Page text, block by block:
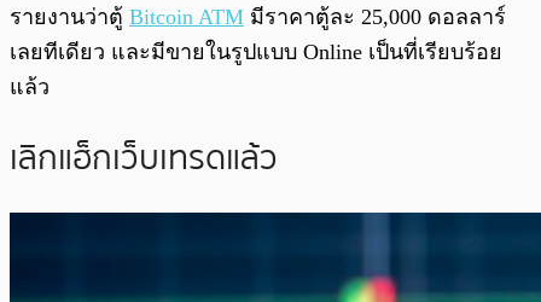
รายงานว่าตู้ Bitcoin ATM มีราคาตู้ละ 25,000 ดอลลาร์
เลยทีเดียว และมีขายในรูปแบบ Online เป็นที่เรียบร้อย
แล้ว
เลิกแฮ็กเว็บเทรดแล้ว